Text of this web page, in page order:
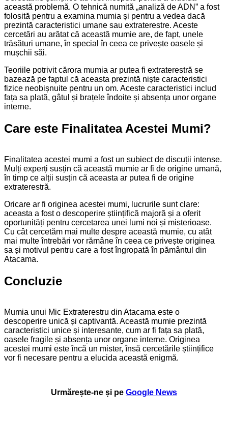
această problemă. O tehnică numită „analiză de ADN” a fost
folosită pentru a examina mumia și pentru a vedea dacă
prezintă caracteristici umane sau extraterestre. Aceste
cercetări au arătat că această mumie are, de fapt, unele
trăsături umane, în special în ceea ce privește oasele și
mușchii săi.
Teoriile potrivit cărora mumia ar putea fi extraterestră se
bazează pe faptul că aceasta prezintă niște caracteristici
fizice neobișnuite pentru un om. Aceste caracteristici includ
fața sa plată, gâtul și brațele îndoite și absența unor organe
interne.
Care este Finalitatea Acestei Mumi?
Finalitatea acestei mumi a fost un subiect de discuții intense.
Mulți experți susțin că această mumie ar fi de origine umană,
în timp ce alții susțin că aceasta ar putea fi de origine
extraterestră.
Oricare ar fi originea acestei mumi, lucrurile sunt clare:
aceasta a fost o descoperire științifică majoră și a oferit
oportunități pentru cercetarea unei lumi noi și misterioase.
Cu cât cercetăm mai multe despre această mumie, cu atât
mai multe întrebări vor rămâne în ceea ce privește originea
sa și motivul pentru care a fost îngropată în pământul din
Atacama.
Concluzie
Mumia unui Mic Extraterestru din Atacama este o
descoperire unică și captivantă. Această mumie prezintă
caracteristici unice și interesante, cum ar fi fața sa plată,
oasele fragile și absența unor organe interne. Originea
acestei mumi este încă un mister, însă cercetările științifice
vor fi necesare pentru a elucida această enigmă.
Urmărește-ne și pe Google News